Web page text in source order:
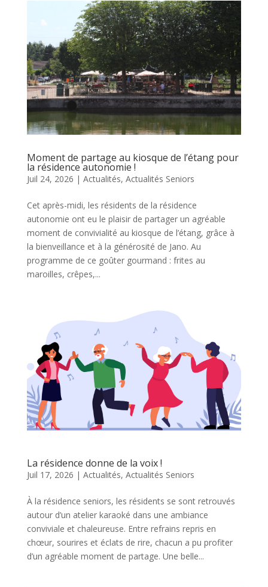
Moment de partage au kiosque de l’étang pour
la résidence autonomie !
Juil 24, 2026 | Actualités, Actualités Seniors
Cet après-midi, les résidents de la résidence
autonomie ont eu le plaisir de partager un agréable
moment de convivialité au kiosque de l’étang, grâce à
la bienveillance et à la générosité de Jano. Au
programme de ce goûter gourmand : frites au
maroilles, crêpes,...
La résidence donne de la voix !
Juil 17, 2026 | Actualités, Actualités Seniors
À la résidence seniors, les résidents se sont retrouvés
autour d’un atelier karaoké dans une ambiance
conviviale et chaleureuse. Entre refrains repris en
chœur, sourires et éclats de rire, chacun a pu profiter
d’un agréable moment de partage. Une belle...